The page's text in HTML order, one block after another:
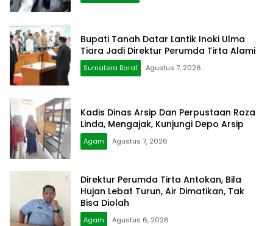
Bupati Tanah Datar Lantik Inoki Ulma
Tiara Jadi Direktur Perumda Tirta Alami
Sumatera Barat Agustus 7, 2026
Kadis Dinas Arsip Dan Perpustaan Roza
Linda, Mengajak, Kunjungi Depo Arsip
Agam Agustus 7, 2026
Direktur Perumda Tirta Antokan, Bila
Hujan Lebat Turun, Air Dimatikan, Tak
Bisa Diolah
Agam Agustus 6, 2026